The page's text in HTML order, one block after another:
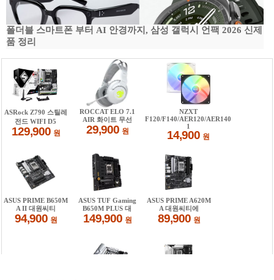
폴더블 스마트폰 부터 AI 안경까지, 삼성 갤럭시 언팩 2026 신제
품 정리